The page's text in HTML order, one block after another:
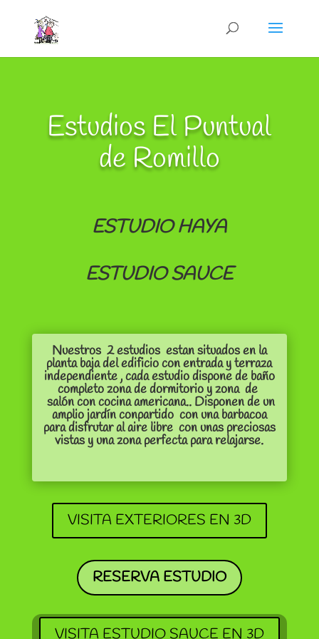
Estudios El Puntual
de Romillo
ESTUDIO HAYA
ESTUDIO SAUCE
Nuestros 2 estudios estan situados en la
planta baja del edificio con entrada y terraza
independiente , cada estudio dispone de baño
completo zona de dormitorio y zona de
salón con cocina americana.. Disponen de un
amplio jardín conpartido con una barbacoa
para disfrutar al aire libre con unas preciosas
vistas y una zona perfecta para relajarse.
VISITA EXTERIORES EN 3D
RESERVA ESTUDIO
VISITA ESTUDIO SAUCE EN 3D